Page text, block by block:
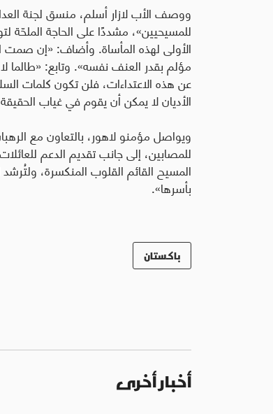
ووصف الأب لازار أسلم، منسق لجنة
للمسيحيين»، مشددًا على الحاجة الملحّة
الأولى لهذه المأساة. وأضاف: «إن
مؤلم بقدر العنف نفسه». وتابع: «طالما
عن هذه الاعتداءات، فلن تكون كلمات
الأديان لا يمكن أن يقوم في غياب
ويواصل مؤمنو لاهور، بالتعاون مع
للمصابين، إلى جانب تقديم الدعم
المسيح القائم القلوب المنكسرة،
بأسرها».
باكستان
أخبار أخرى